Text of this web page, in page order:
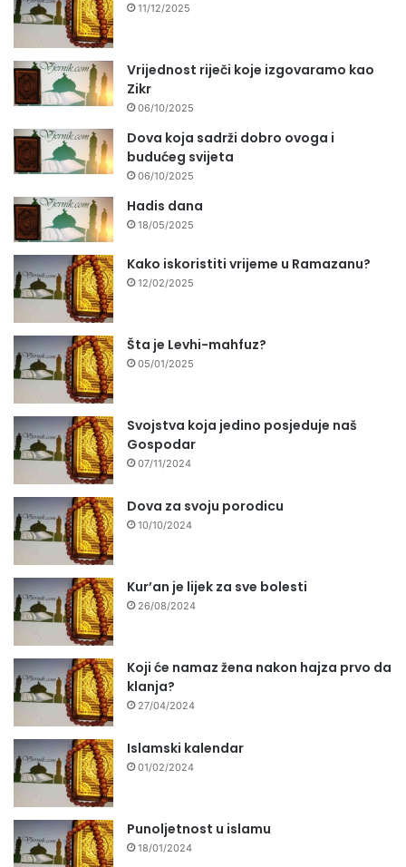
11/12/2025
Vrijednost riječi koje izgovaramo kao
Zikr
06/10/2025
Dova koja sadrži dobro ovoga i
budućeg svijeta
06/10/2025
Hadis dana
18/05/2025
Kako iskoristiti vrijeme u Ramazanu?
12/02/2025
Šta je Levhi-mahfuz?
05/01/2025
Svojstva koja jedino posjeduje naš
Gospodar
07/11/2024
Dova za svoju porodicu
10/10/2024
Kur’an je lijek za sve bolesti
26/08/2024
Koji će namaz žena nakon hajza prvo da
klanja?
27/04/2024
Islamski kalendar
01/02/2024
Punoljetnost u islamu
18/01/2024